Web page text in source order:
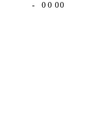
- 0 0 00